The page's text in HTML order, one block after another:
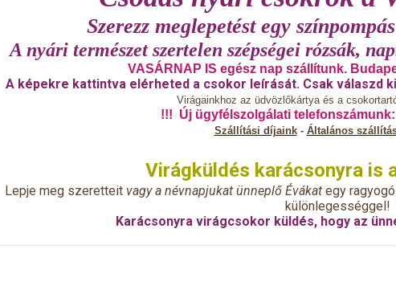
Szerezz meglepetést egy
A nyári természet szertelen szépségei rózsák,
VASÁRNAP IS egész nap szállítunk.
A képekre kattintva elérheted a csokor leírását. Csak válaszd
Virágainkhoz az üdvözlőkártya és a
!!! Új ügyfélszolgálati telefonszámunk:
Szállítási díjaink - Általános
Virágküldés karácsonyra is
Lepje meg szeretteit vagy a névnapjukat ünneplő Évákategy
különlegességgel!
Karácsonyra virágcsokor küldés, hogy az